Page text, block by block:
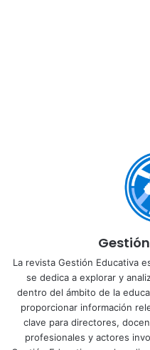
La revista Gestión Educativa
se dedica a explorar y
dentro del ámbito de la
proporcionar información
clave para directores,
profesionales y actores